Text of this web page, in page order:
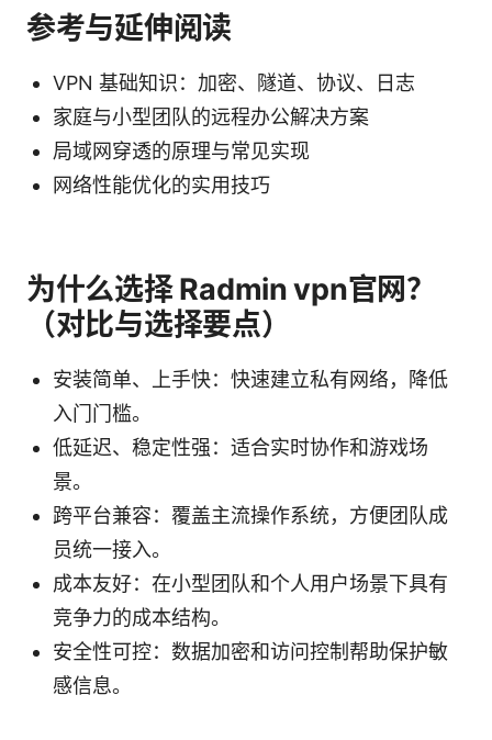
参考与延伸阅读
VPN 基础知识：加密、隧道、协议、日志
家庭与小型团队的远程办公解决方案
局域网穿透的原理与常见实现
网络性能优化的实用技巧
为什么选择 Radmin vpn官网？
（对比与选择要点）
安装简单、上手快：快速建立私有网络，降低
入门门槛。
低延迟、稳定性强：适合实时协作和游戏场
景。
跨平台兼容：覆盖主流操作系统，方便团队成
员统一接入。
成本友好：在小型团队和个人用户场景下具有
竞争力的成本结构。
安全性可控：数据加密和访问控制帮助保护敏
感信息。